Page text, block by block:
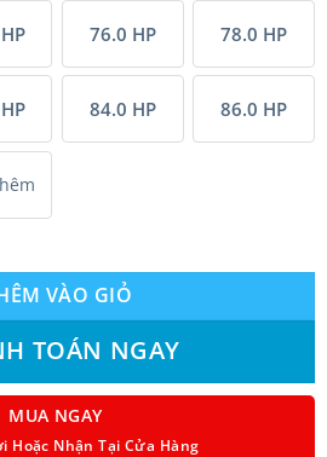
76.0 HP 78.0 HP
84.0 HP 86.0 HP
Inverter (78.0Hp) RMV-V2180(C)-
VÀO GIỎ
TOÁN NGAY
MUA NGAY
Hoặc Nhận Tại Cửa Hàng